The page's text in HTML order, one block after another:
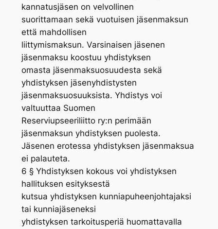
kannatusjäsen on velvollinen
suorittamaan sekä vuotuisen jäsenmaksun
että mahdollisen
liittymismaksun. Varsinaisen jäsenen
jäsenmaksu koostuu yhdistyksen
omasta jäsenmaksuosuudesta sekä
yhdistyksen jäsenyhdistysten
jäsenmaksuosuuksista. Yhdistys voi
valtuuttaa Suomen
Reserviupseeriliitto ry:n perimään
jäsenmaksun yhdistyksen puolesta.
Jäsenen erotessa yhdistyksen jäsenmaksua
ei palauteta.
6 § Yhdistyksen kokous voi yhdistyksen
hallituksen esityksestä
kutsua yhdistyksen kunniapuheenjohtajaksi
tai kunniajäseneksi
yhdistyksen tarkoitusperiä huomattavalla